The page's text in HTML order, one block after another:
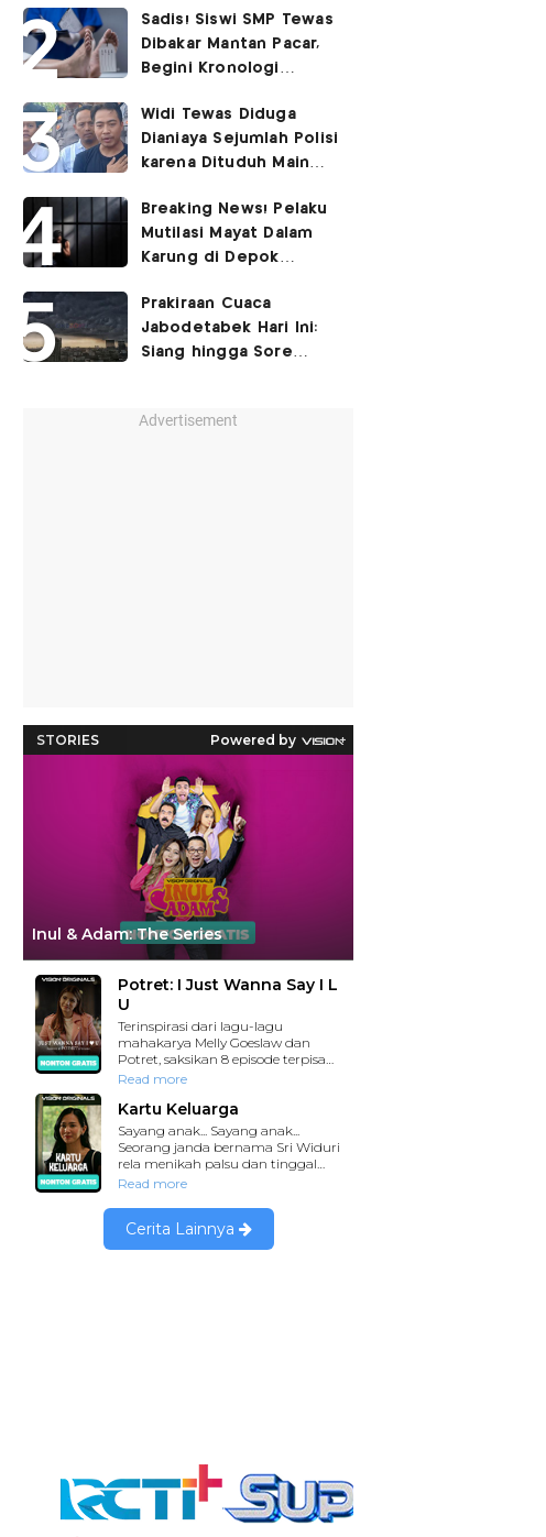
Nama
Sadis! Siswi SMP Tewas
Dibakar Mantan Pacar,
Begini Kronologi
Widi Tewas Diduga
Dianiaya Sejumlah Polisi
karena Dituduh Main
Breaking News! Pelaku
Mutilasi Mayat Dalam
Karung di Depok
Prakiraan Cuaca
Jabodetabek Hari Ini:
Siang hingga Sore
Advertisement